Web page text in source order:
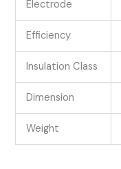
Electrode
Efficiency
Insulation Class
Dimension
Weight